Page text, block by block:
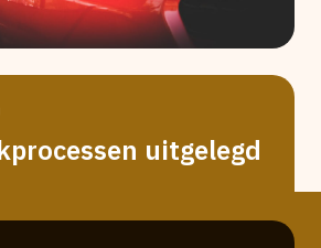
uitgelegd